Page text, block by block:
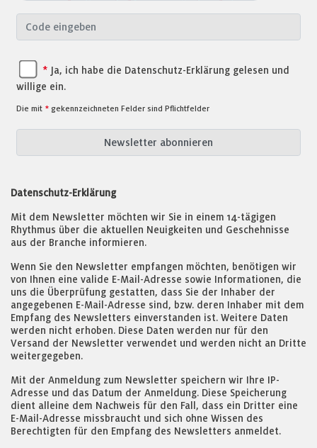
* Ja, ich habe die Datenschutz-Erklärung gelesen und
willige ein.
Die mit * gekennzeichneten Felder sind Pflichtfelder
Datenschutz-Erklärung
Mit dem Newsletter möchten wir Sie in einem 14-tägigen
Rhythmus über die aktuellen Neuigkeiten und Geschehnisse
aus der Branche informieren.
Wenn Sie den Newsletter empfangen möchten, benötigen wir
von Ihnen eine valide E-Mail-Adresse sowie Informationen, die
uns die Überprüfung gestatten, dass Sie der Inhaber der
angegebenen E-Mail-Adresse sind, bzw. deren Inhaber mit dem
Empfang des Newsletters einverstanden ist. Weitere Daten
werden nicht erhoben. Diese Daten werden nur für den
Versand der Newsletter verwendet und werden nicht an Dritte
weitergegeben.
Mit der Anmeldung zum Newsletter speichern wir Ihre IP-
Adresse und das Datum der Anmeldung. Diese Speicherung
dient alleine dem Nachweis für den Fall, dass ein Dritter eine
E-Mail-Adresse missbraucht und sich ohne Wissen des
Berechtigten für den Empfang des Newsletters anmeldet.